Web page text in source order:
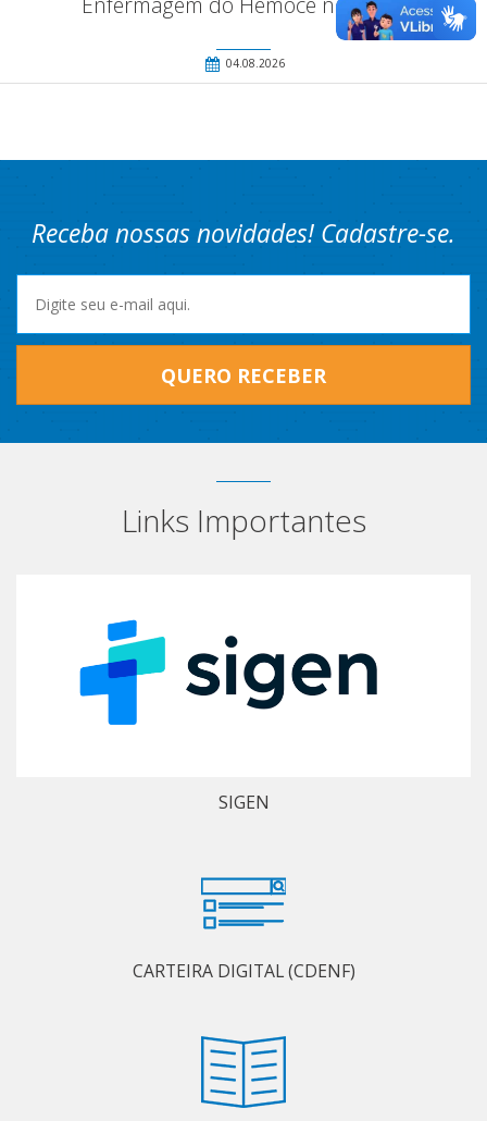
04.08.2026
Receba nossas novidades! Cadastre-se.
QUERO RECEBER
Links Importantes
SIGEN
CARTEIRA DIGITAL (CDENF)